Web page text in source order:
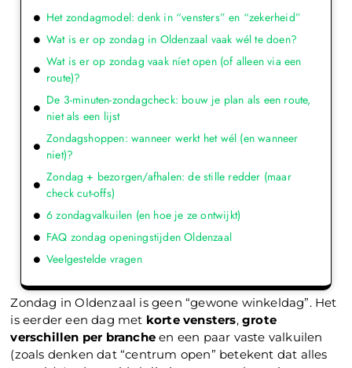
Zondag in Oldenzaal is geen “gewone winkeldag”. Het
is eerder een dag met korte vensters,grote
verschillen per branche en een paar vaste valkuilen
(zoals denken dat “centrum open” betekent dat alles
Het zondagmodel: denk in “vensters” en “zekerheid”
Wat is er op zondag in Oldenzaal vaak wél te doen?
Wat is er op zondag vaak níet open (of alleen via een
route)?
De 3-minuten-zondagcheck: bouw je plan als een route,
niet als een lijst
Zondagshoppen: wanneer werkt het wél (en wanneer
niet)?
Zondag + bezorgen/afhalen: de stille redder (maar
check cut-offs)
6 zondagvalkuilen (en hoe je ze ontwijkt)
FAQ zondag openingstijden Oldenzaal
Veelgestelde vragen